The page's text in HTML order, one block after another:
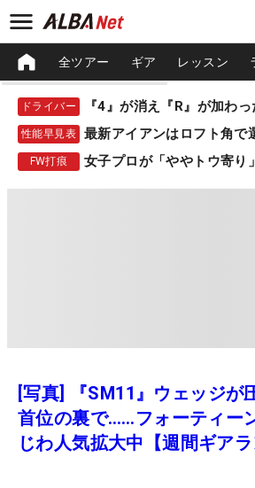
全ツアー ギア レッスン
ドライバー
性能早見表 最新アイアンはロフト角で
FW打痕 女子プロが「ややトウ寄り
[写真] 『SM11』ウェッジが
首位の裏で……フォーティー
じわ人気拡大中【週間ギアラ